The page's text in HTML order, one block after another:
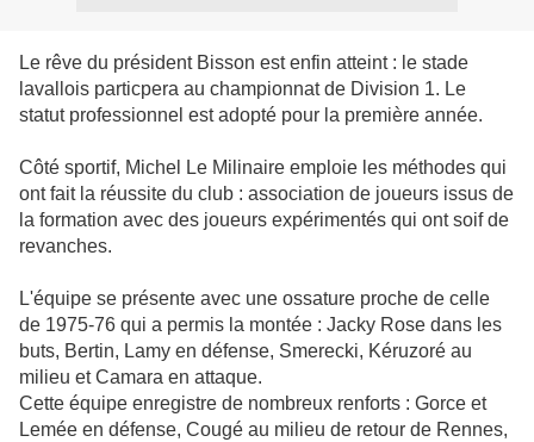
Le rêve du président Bisson est enfin atteint : le stade
lavallois particpera au championnat de Division 1. Le
statut professionnel est adopté pour la première année.
Côté sportif, Michel Le Milinaire emploie les méthodes qui
ont fait la réussite du club : association de joueurs issus de
la formation avec des joueurs expérimentés qui ont soif de
revanches.
L'équipe se présente avec une ossature proche de celle
de 1975-76 qui a permis la montée : Jacky Rose dans les
buts, Bertin, Lamy en défense, Smerecki, Kéruzoré au
milieu et Camara en attaque.
Cette équipe enregistre de nombreux renforts : Gorce et
Lemée en défense, Cougé au milieu de retour de Rennes,